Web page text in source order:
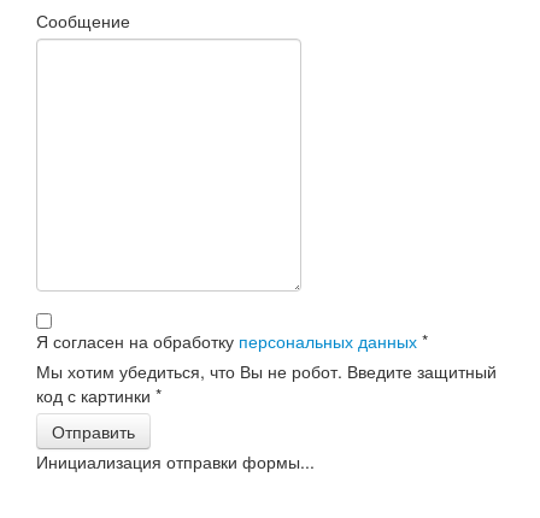
Сообщение
Я согласен на обработку персональных данных *
Мы хотим убедиться, что Вы не робот. Введите защитный
код с картинки *
Отправить
Инициализация отправки формы...